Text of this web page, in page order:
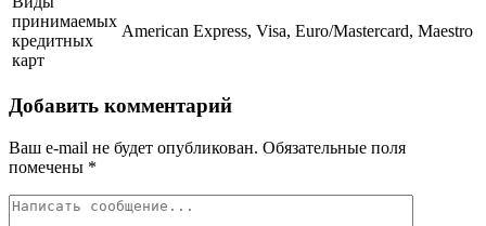
принимаемых
кредитных
карт
American Express, Visa, Euro/Mastercard, Maestro
Добавить комментарий
Ваш e-mail не будет опубликован. Обязательные поля
помечены *